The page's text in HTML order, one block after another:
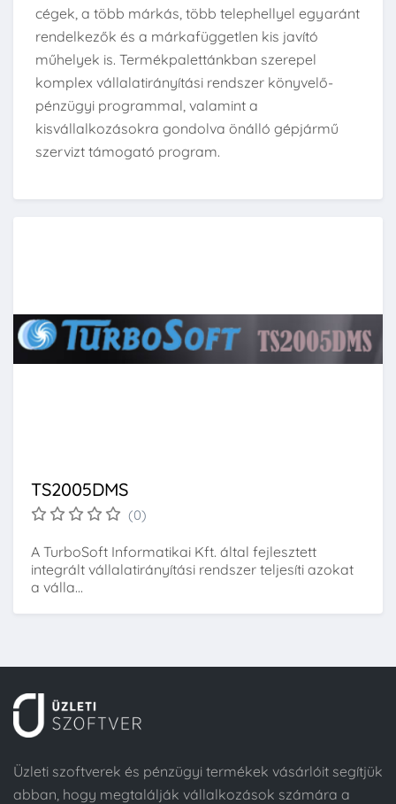
cégek, a több márkás, több telephellyel egyaránt
rendelkezők és a márkafüggetlen kis javító
műhelyek is. Termékpalettánkban szerepel
komplex vállalatirányítási rendszer könyvelő-
pénzügyi programmal, valamint a
kisvállalkozásokra gondolva önálló gépjármű
szervizt támogató program.
TS2005DMS
(0)
A TurboSoft Informatikai Kft. által fejlesztett
integrált vállalatirányítási rendszer teljesíti azokat
a válla...
Üzleti szoftverek és pénzügyi termékek vásárlóit segítjük
abban, hogy megtalálják vállalkozások számára a